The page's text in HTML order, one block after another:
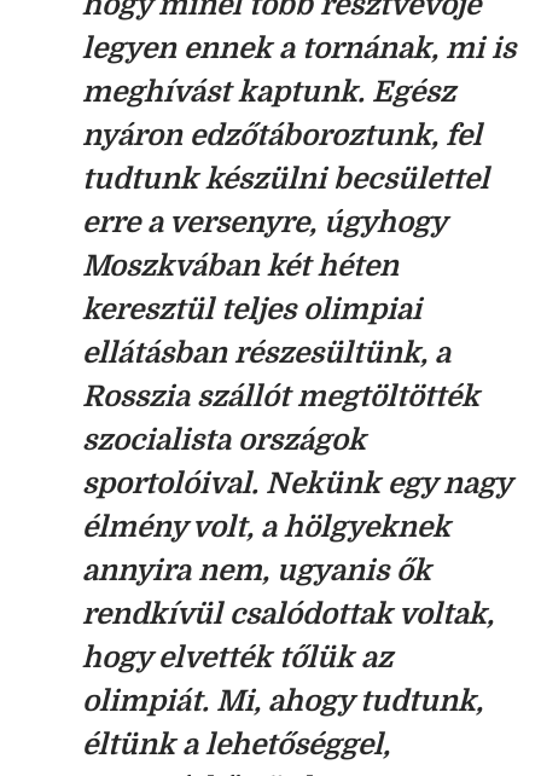
legyen ennek a tornának, mi is
meghívást kaptunk. Egész
nyáron edzőtáboroztunk, fel
tudtunk készülni becsülettel
erre a versenyre, úgyhogy
Moszkvában két héten
keresztül teljes olimpiai
ellátásban részesültünk, a
Rosszia szállót megtöltötték
szocialista országok
sportolóival. Nekünk egy nagy
élmény volt, a hölgyeknek
annyira nem, ugyanis ők
rendkívül csalódottak voltak,
hogy elvették tőlük az
olimpiát. Mi, ahogy tudtunk,
éltünk a lehetőséggel,